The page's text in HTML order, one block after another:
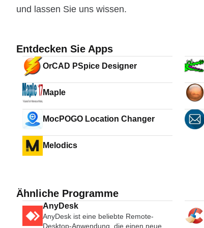
und lassen Sie uns wissen.
Entdecken Sie Apps
OrCAD PSpice Designer
Maple
MocPOGO Location Changer
Melodics
Ähnliche Programme
AnyDesk
AnyDesk ist eine beliebte Remote-
Desktop-Anwendung, die einen neuen